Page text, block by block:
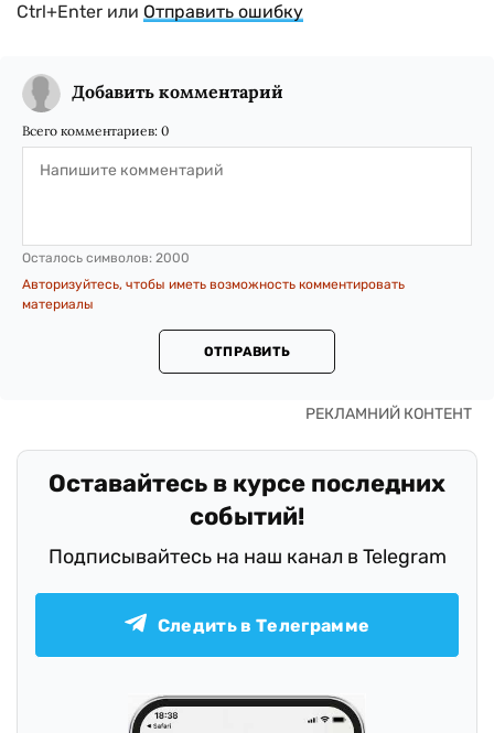
Ctrl+Enter или Отправить ошибку
Добавить комментарий
Всего комментариев: 0
Осталось символов: 2000
Авторизуйтесь, чтобы иметь возможность комментировать
материалы
ОТПРАВИТЬ
Оставайтесь в курсе последних
событий!
Подписывайтесь на наш канал в Telegram
Следить в Телеграмме